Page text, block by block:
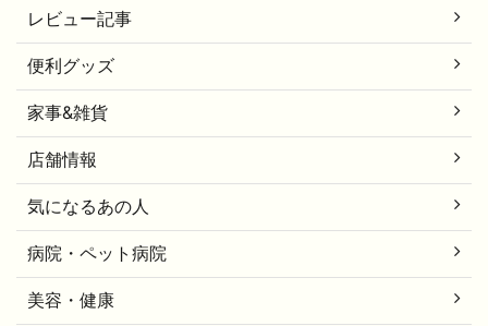
レビュー記事
便利グッズ
家事&雑貨
店舗情報
気になるあの人
病院・ペット病院
美容・健康